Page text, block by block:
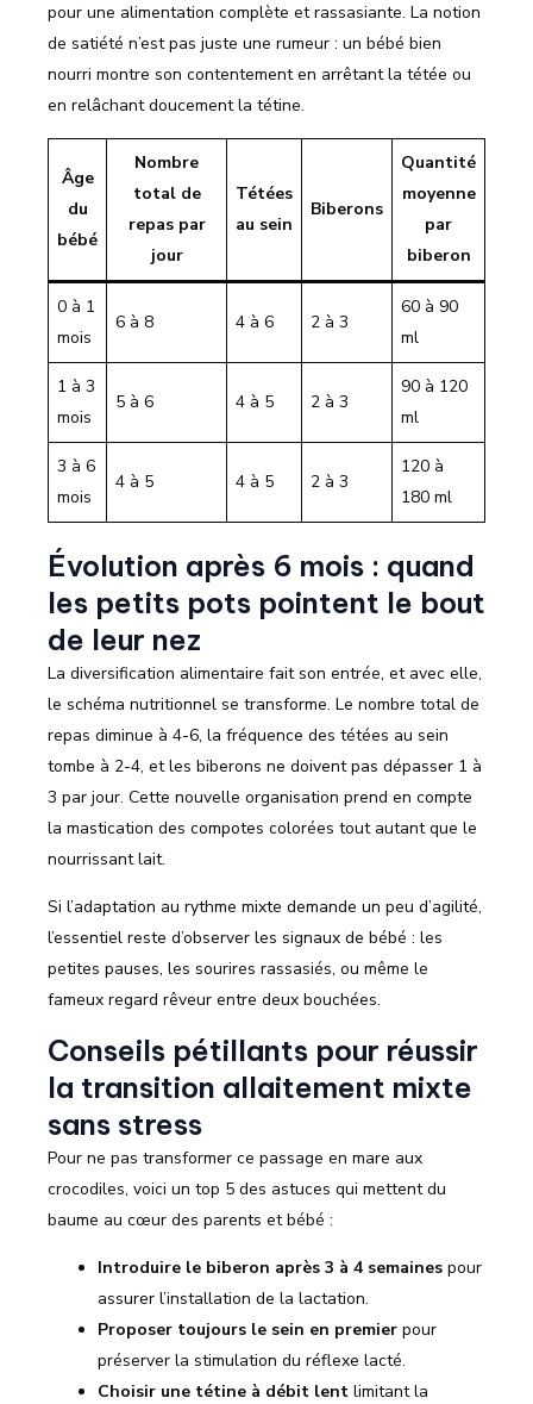
pour une alimentation complète et rassasiante. La notion
de satiété n’est pas juste une rumeur : un bébé bien
nourri montre son contentement en arrêtant la tétée ou
en relâchant doucement la tétine.
Âge
du
bébé
Nombre
total de
repas par
jour
Tétées
au sein
Biberons
Quantité
moyenne
par
biberon
0 à 1
mois
6 à 8 4 à 6 2 à 3
60 à 90
ml
1 à 3
mois
5 à 6 4 à 5 2 à 3
90 à 120
ml
3 à 6
mois
4 à 5 4 à 5 2 à 3
120 à
180 ml
Évolution après 6 mois : quand
les petits pots pointent le bout
de leur nez
La diversification alimentaire fait son entrée, et avec elle,
le schéma nutritionnel se transforme. Le nombre total de
repas diminue à 4-6, la fréquence des tétées au sein
tombe à 2-4, et les biberons ne doivent pas dépasser 1 à
3 par jour. Cette nouvelle organisation prend en compte
la mastication des compotes colorées tout autant que le
nourrissant lait.
Si l’adaptation au rythme mixte demande un peu d’agilité,
l’essentiel reste d’observer les signaux de bébé : les
petites pauses, les sourires rassasiés, ou même le
fameux regard rêveur entre deux bouchées.
Conseils pétillants pour réussir
la transition allaitement mixte
sans stress
Pour ne pas transformer ce passage en mare aux
crocodiles, voici un top 5 des astuces qui mettent du
baume au cœur des parents et bébé :
Introduire le biberon après 3 à 4 semaines pour
assurer l’installation de la lactation.
Proposer toujours le sein en premier pour
préserver la stimulation du réflexe lacté.
Choisir une tétine à débit lent limitant la